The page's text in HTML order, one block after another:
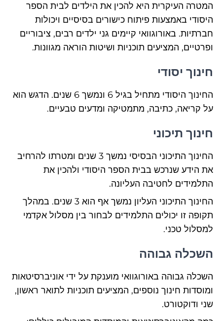
המטרה העיקרית היא להכין את הילדים לבית הספר
היסודי באמצעות פיתוח כישורים בסיסיים ויכולות
חברתיות. באורוגוואי קיימים גני ילדים רבים, ציבוריים
ופרטיים, המציעים תוכניות ושיטות הוראה מגוונות.
חינוך יסודי
החינוך היסודי מתחיל בגיל 6 ונמשך 6 שנים. הדגש הוא
על קריאה, כתיבה, מתמטיקה ומדעים טבעיים.
חינוך תיכוני
החינוך התיכוני הבסיסי נמשך 3 שנים ומטרתו להרחיב
את הידע שנרכש בבית הספר היסודי ולהכין את
התלמידים לחטיבה העליונה.
החינוך התיכוני העליון נמשך אף הוא 3 שנים. במהלך
תקופה זו יכולים התלמידים לבחור בין מסלול אקדמי
למסלול טכני.
השכלה גבוהה
השכלה גבוהה באורוגוואי מוענקת על ידי אוניברסיטאות
ומוסדות חינוך נוספים, המציעים תוכניות לתואר ראשון,
שני ודוקטורט.